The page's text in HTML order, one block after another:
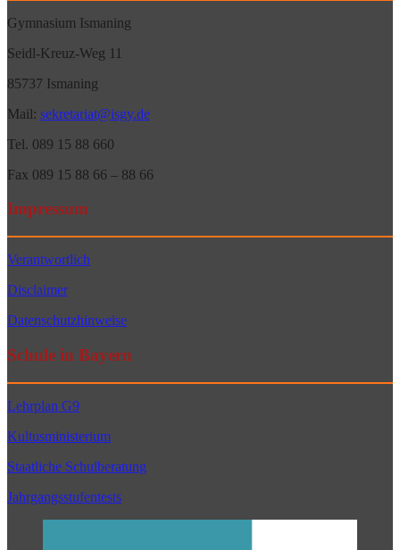
Gymnasium Ismaning
Seidl-Kreuz-Weg 11
85737 Ismaning
Mail: sekretariat@isgy.de
Tel. 089 15 88 660
Fax 089 15 88 66 – 88 66
Impressum
Verantwortlich
Disclaimer
Datenschutzhinweise
Schule in Bayern
Lehrplan G9
Kultusministerium
Staatliche Schulberatung
Jahrgangsstufentests